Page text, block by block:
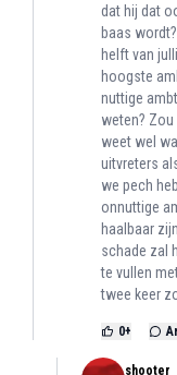
dat hij dat
baas
helft van
hoogste
nuttige
weten?
weet wel
uitvreters
we pech
onnuttige
haalbaar
schade zal
te vullen
twee keer
0+
shooter